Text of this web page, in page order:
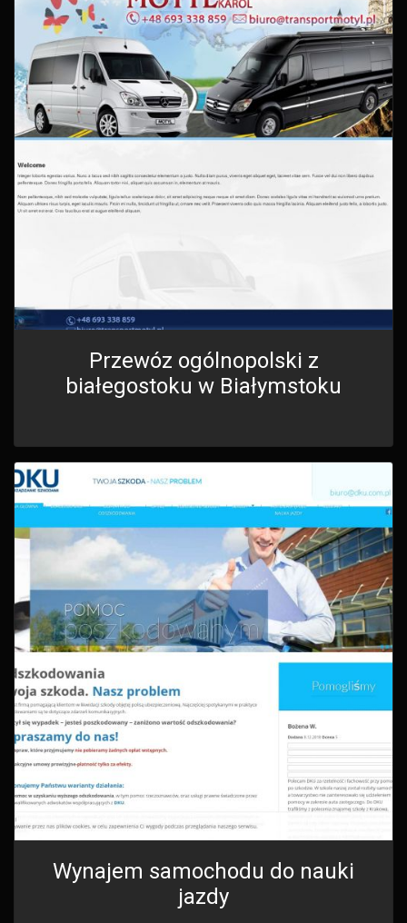
Przewóz ogólnopolski z
białegostoku w Białymstoku
Wynajem samochodu do nauki
jazdy